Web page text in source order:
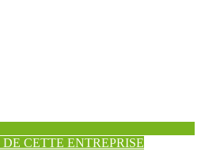
CETTE ENTREPRISE